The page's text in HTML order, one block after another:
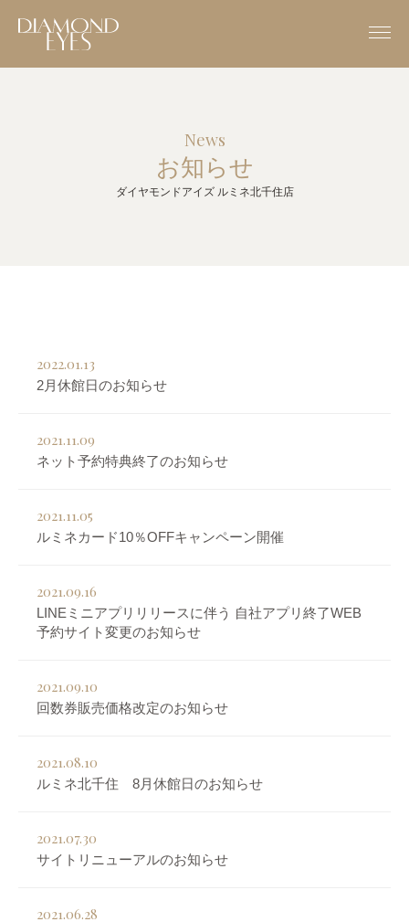
News
お知らせ
ダイヤモンドアイズ ルミネ北千住店
2022.01.13
2月休館日のお知らせ
2021.11.09
ネット予約特典終了のお知らせ
2021.11.05
ルミネカード10％OFFキャンペーン開催
2021.09.16
LINEミニアプリリリースに伴う 自社アプリ終了WEB
予約サイト変更のお知らせ
2021.09.10
回数券販売価格改定のお知らせ
2021.08.10
ルミネ北千住 8月休館日のお知らせ
2021.07.30
サイトリニューアルのお知らせ
2021.06.28